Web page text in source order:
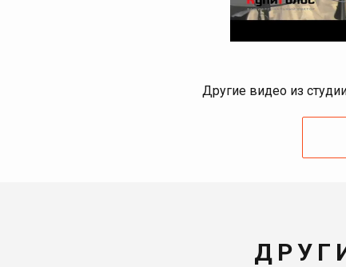
Другие видео из